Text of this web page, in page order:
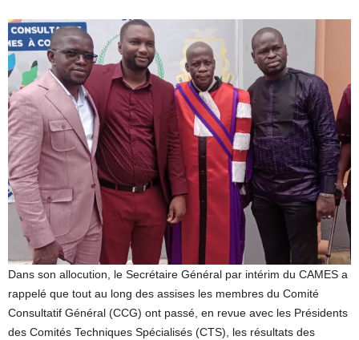
Dans son allocution, le Secrétaire Général par intérim du CAMES a
rappelé que tout au long des assises les membres du Comité
Consultatif Général (CCG) ont passé, en revue avec les Présidents
des Comités Techniques Spécialisés (CTS), les résultats des